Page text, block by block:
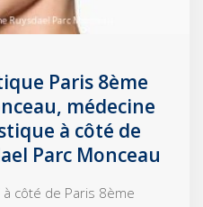
Paris 8ème
médecine
à côté de
Parc Monceau
côté de Paris 8ème